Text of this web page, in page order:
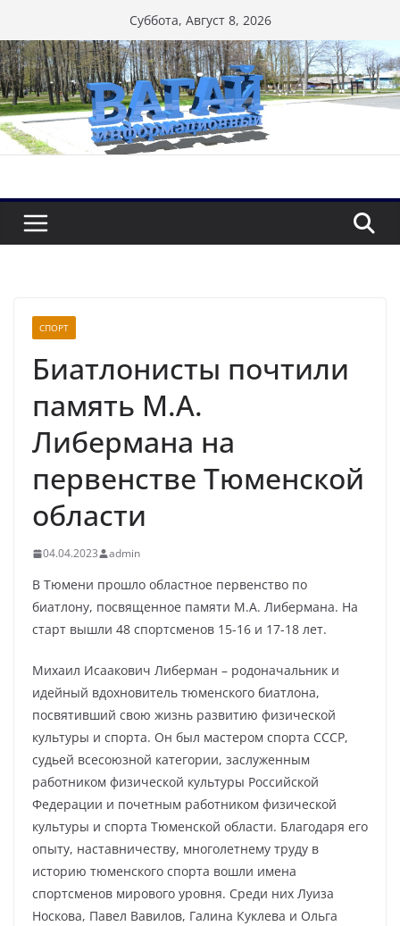
к
содержимому
Суббота, Август 8, 2026
СПОРТ
Биатлонисты почтили
память М.А.
Либермана на
первенстве Тюменской
области
04.04.2023 admin
В Тюмени прошло областное первенство по
биатлону, посвященное памяти М.А. Либермана. На
старт вышли 48 спортсменов 15-16 и 17-18 лет.
Михаил Исаакович Либерман – родоначальник и
идейный вдохновитель тюменского биатлона,
посвятивший свою жизнь развитию физической
культуры и спорта. Он был мастером спорта СССР,
судьей всесоюзной категории, заслуженным
работником физической культуры Российской
Федерации и почетным работником физической
культуры и спорта Тюменской области. Благодаря его
опыту, наставничеству, многолетнему труду в
историю тюменского спорта вошли имена
спортсменов мирового уровня. Среди них Луиза
Носкова, Павел Вавилов, Галина Куклева и Ольга